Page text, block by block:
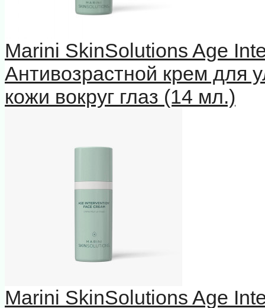
Marini SkinSolutions Age
Антивозрастной крем для
кожи вокруг глаз (14 мл.)
Marini SkinSolutions Age